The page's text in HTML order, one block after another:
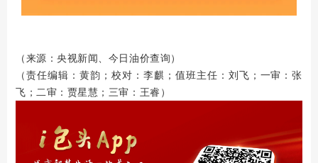
（来源：央视新闻、今日油价查询）
（责任编辑：黄韵；校对：李麒；值班主任：刘飞；一审：张
飞；二审：贾星慧；三审：王睿）